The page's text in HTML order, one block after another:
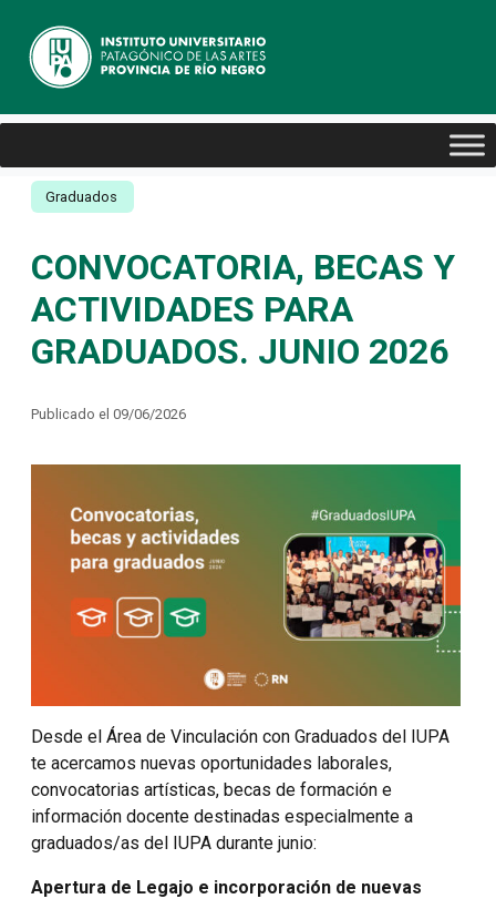
Graduados
CONVOCATORIA, BECAS Y
ACTIVIDADES PARA
GRADUADOS. JUNIO 2026
Publicado el 09/06/2026
Desde el Área de Vinculación con Graduados del IUPA
te acercamos nuevas oportunidades laborales,
convocatorias artísticas, becas de formación e
información docente destinadas especialmente a
graduados/as del IUPA durante junio:
Apertura de Legajo e incorporación de nuevas